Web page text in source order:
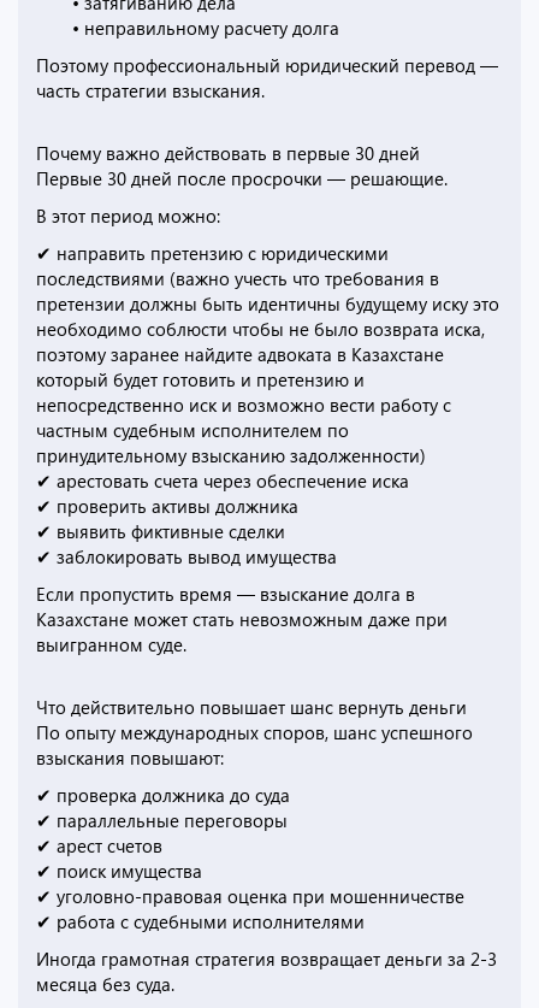
• неправильному расчету долга
Поэтому профессиональный юридический перевод —
часть стратегии взыскания.
Почему важно действовать в первые 30 дней
Первые 30 дней после просрочки — решающие.
В этот период можно:
✔ направить претензию с юридическими
последствиями (важно учесть что требования в
претензии должны быть идентичны будущему иску это
необходимо соблюсти чтобы не было возврата иска,
поэтому заранее найдите адвоката в Казахстане
который будет готовить и претензию и
непосредственно иск и возможно вести работу с
частным судебным исполнителем по
принудительному взысканию задолженности)
✔ арестовать счета через обеспечение иска
✔ проверить активы должника
✔ выявить фиктивные сделки
✔ заблокировать вывод имущества
Если пропустить время — взыскание долга в
Казахстане может стать невозможным даже при
выигранном суде.
Что действительно повышает шанс вернуть деньги
По опыту международных споров, шанс успешного
взыскания повышают:
✔ проверка должника до суда
✔ параллельные переговоры
✔ арест счетов
✔ поиск имущества
✔ уголовно-правовая оценка при мошенничестве
✔ работа с судебными исполнителями
Иногда грамотная стратегия возвращает деньги за 2-3
месяца без суда.